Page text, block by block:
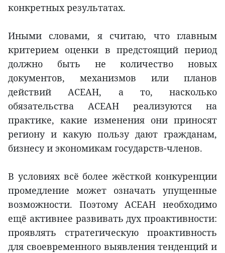
конкретных результатах.
Иными словами, я считаю, что главным
критерием оценки в предстоящий период
должно быть не количество новых
документов, механизмов или планов
действий АСЕАН, а то, насколько
обязательства АСЕАН реализуются на
практике, какие изменения они приносят
региону и какую пользу дают гражданам,
бизнесу и экономикам государств-членов.
В условиях всё более жёсткой конкуренции
промедление может означать упущенные
возможности. Поэтому АСЕАН необходимо
ещё активнее развивать дух проактивности:
проявлять стратегическую проактивность
для своевременного выявления тенденций и